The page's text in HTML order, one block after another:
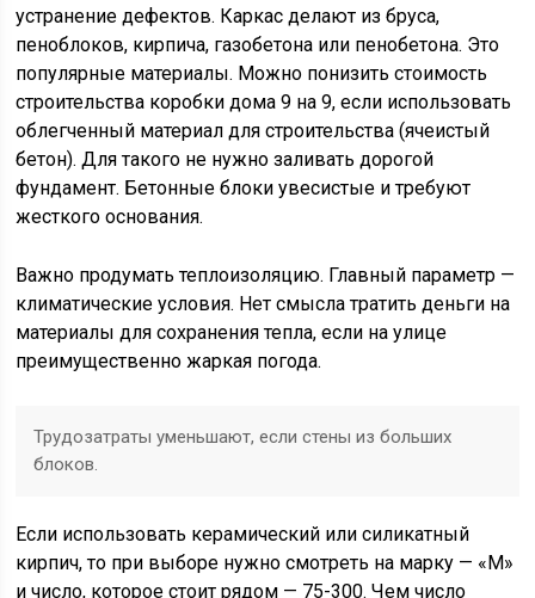
устранение дефектов. Каркас делают из бруса,
пеноблоков, кирпича, газобетона или пенобетона. Это
популярные материалы. Можно понизить стоимость
строительства коробки дома 9 на 9, если использовать
облегченный материал для строительства (ячеистый
бетон). Для такого не нужно заливать дорогой
фундамент. Бетонные блоки увесистые и требуют
жесткого основания.
Важно продумать теплоизоляцию. Главный параметр —
климатические условия. Нет смысла тратить деньги на
материалы для сохранения тепла, если на улице
преимущественно жаркая погода.
Трудозатраты уменьшают, если стены из больших
блоков.
Если использовать керамический или силикатный
кирпич, то при выборе нужно смотреть на марку — «М»
и число, которое стоит рядом — 75-300. Чем число